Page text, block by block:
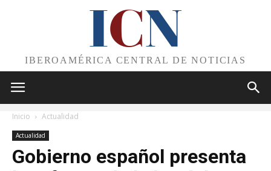
ICN
IBEROAMÉRICA CENTRAL DE NOTICIAS
Inicio Actualidad
Actualidad
Gobierno español presenta